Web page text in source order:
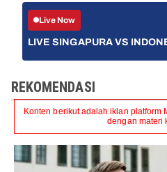
Live Now
LIVE SINGAPURA VS